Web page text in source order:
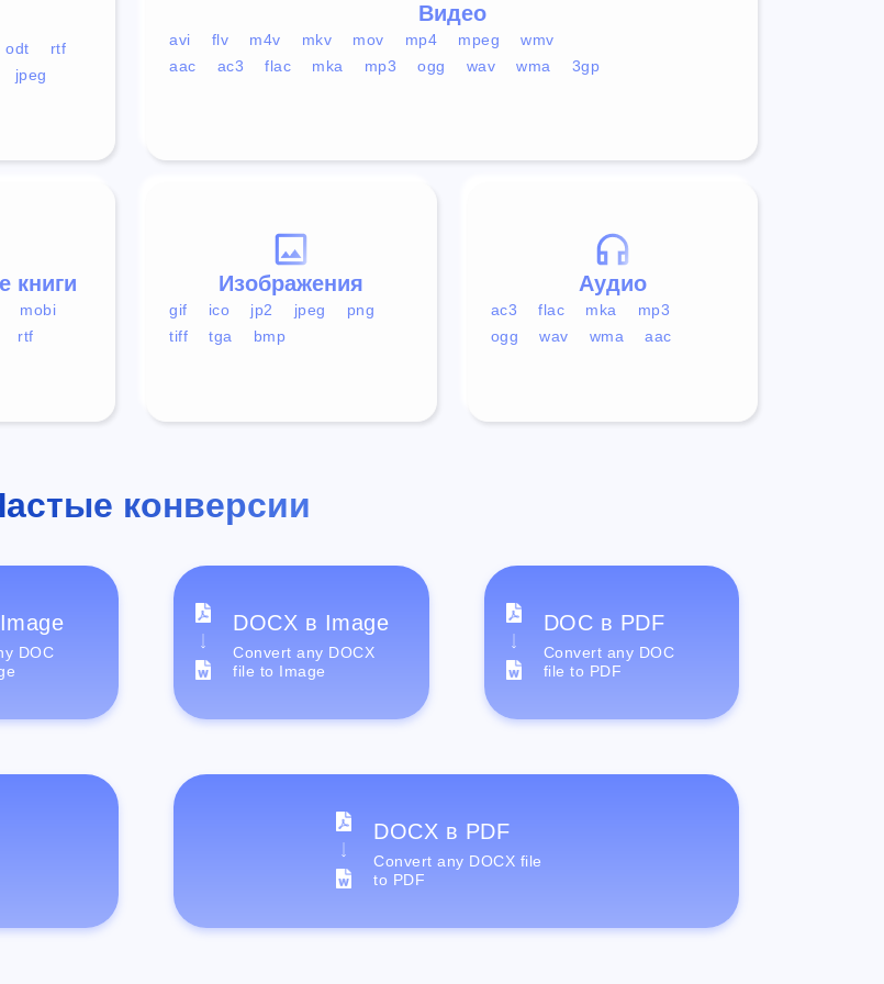
odt
rtf
jpeg
Видео
avi flv m4v mkv mov mp4 mpeg
wmv
aac
ac3 flac mka mp3 ogg wav wma 3gp
Аудио
ac3 flac mka
mp3
ogg
wav wma aac
Изображения
gif ico jp2 jpeg
png
tiff
tga bmp
книги
mobi
rtf
конверсии
DOC
DOCX в Image
Convert any DOCX
file to Image
DOC в PDF
Convert any DOC
file to PDF
DOCX в PDF
Convert any DOCX file
to PDF